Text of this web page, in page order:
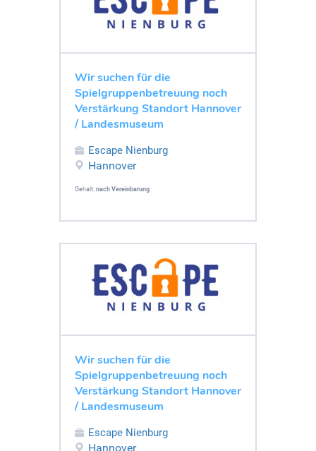
Wir suchen für die
Spielgruppenbetreuung noch
Verstärkung Standort Hannover
/ Landesmuseum
Escape Nienburg
Hannover
Gehalt: nach Vereinbarung
Wir suchen für die
Spielgruppenbetreuung noch
Verstärkung Standort Hannover
/ Landesmuseum
Escape Nienburg
Hannover